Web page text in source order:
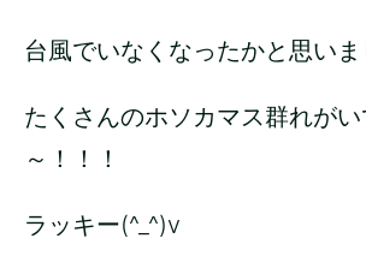
台風でいなくなったかと思い
たくさんのホソカマス群れが
～！！！
ラッキー(^_^)v